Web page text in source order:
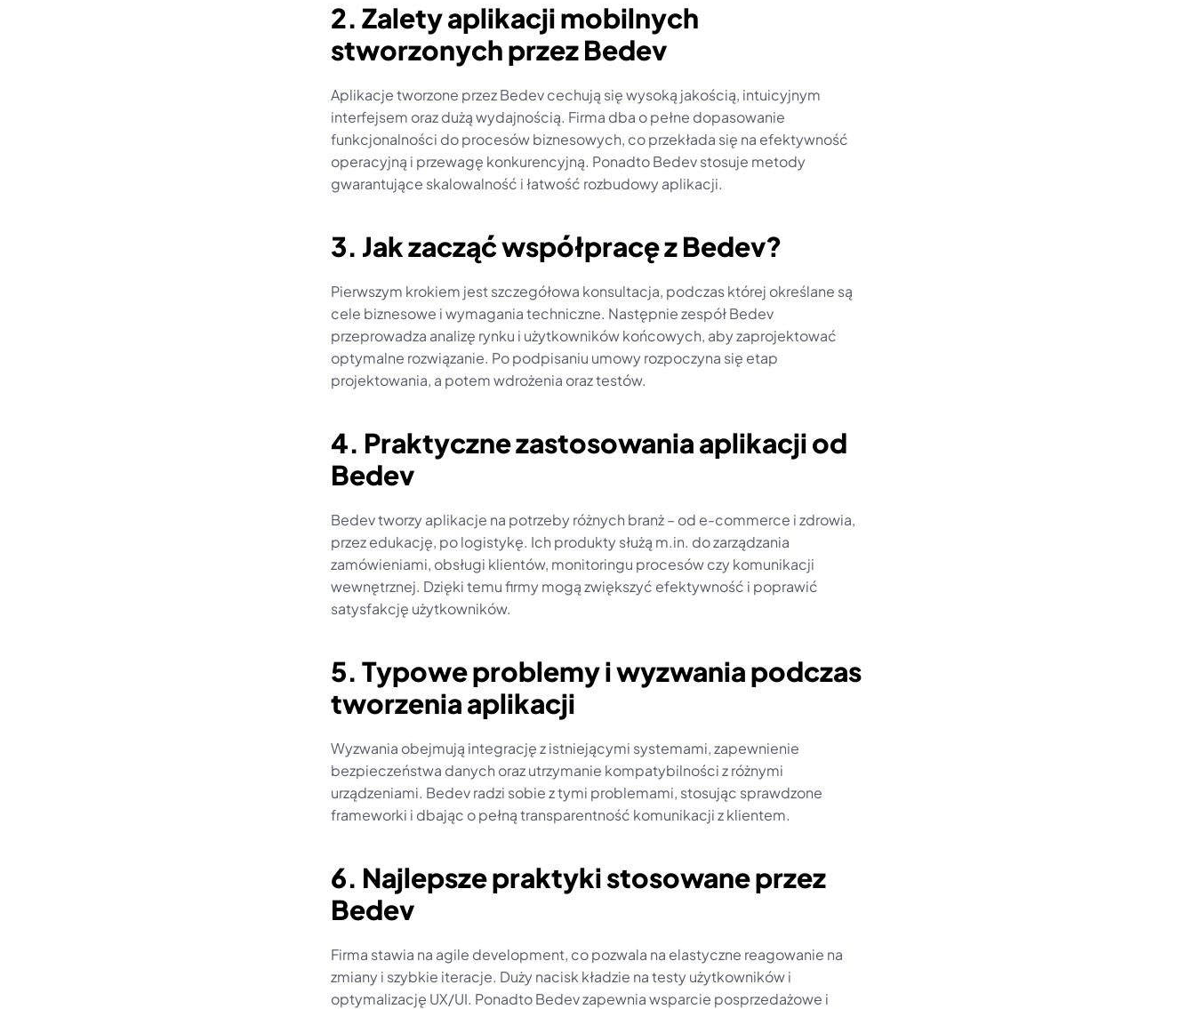
2. Zalety aplikacji mobilnych
stworzonych przez Bedev
Aplikacje tworzone przez Bedev cechują się wysoką jakością, intuicyjnym
interfejsem oraz dużą wydajnością. Firma dba o pełne dopasowanie
funkcjonalności do procesów biznesowych, co przekłada się na efektywność
operacyjną i przewagę konkurencyjną. Ponadto Bedev stosuje metody
gwarantujące skalowalność i łatwość rozbudowy aplikacji.
3. Jak zacząć współpracę z Bedev?
Pierwszym krokiem jest szczegółowa konsultacja, podczas której określane są
cele biznesowe i wymagania techniczne. Następnie zespół Bedev
przeprowadza analizę rynku i użytkowników końcowych, aby zaprojektować
optymalne rozwiązanie. Po podpisaniu umowy rozpoczyna się etap
projektowania, a potem wdrożenia oraz testów.
4. Praktyczne zastosowania aplikacji od
Bedev
Bedev tworzy aplikacje na potrzeby różnych branż – od e-commerce i zdrowia,
przez edukację, po logistykę. Ich produkty służą m.in. do zarządzania
zamówieniami, obsługi klientów, monitoringu procesów czy komunikacji
wewnętrznej. Dzięki temu firmy mogą zwiększyć efektywność i poprawić
satysfakcję użytkowników.
5. Typowe problemy i wyzwania podczas
tworzenia aplikacji
Wyzwania obejmują integrację z istniejącymi systemami, zapewnienie
bezpieczeństwa danych oraz utrzymanie kompatybilności z różnymi
urządzeniami. Bedev radzi sobie z tymi problemami, stosując sprawdzone
frameworki i dbając o pełną transparentność komunikacji z klientem.
6. Najlepsze praktyki stosowane przez
Bedev
Firma stawia na agile development, co pozwala na elastyczne reagowanie na
zmiany i szybkie iteracje. Duży nacisk kładzie na testy użytkowników i
optymalizację UX/UI. Ponadto Bedev zapewnia wsparcie posprzedażowe i